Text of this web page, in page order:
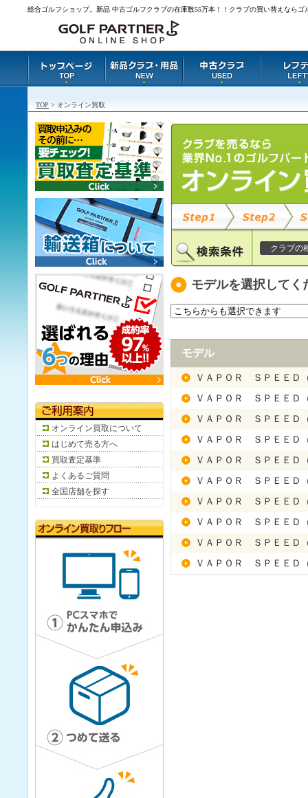
総合ゴルフショップ。新品 中古ゴルフクラブの在庫数55万本！！クラブの買い替えなら
TOP > オンライン買取
クラブの
モデルを選択してく
モデル
ＶＡＰＯＲ ＳＰＥＥＤ
ＶＡＰＯＲ ＳＰＥＥ
ＶＡＰＯＲ ＳＰＥＥ
ＶＡＰＯＲ ＳＰＥＥ
ＶＡＰＯＲ ＳＰＥＥ
ＶＡＰＯＲ ＳＰＥＥＤ
ＶＡＰＯＲ ＳＰＥＥ
ＶＡＰＯＲ ＳＰＥＥ
ＶＡＰＯＲ ＳＰＥＥ
ＶＡＰＯＲ ＳＰＥＥ
オンライン買取について
はじめて売る方へ
買取査定基準
よくあるご質問
全国店舗を探す